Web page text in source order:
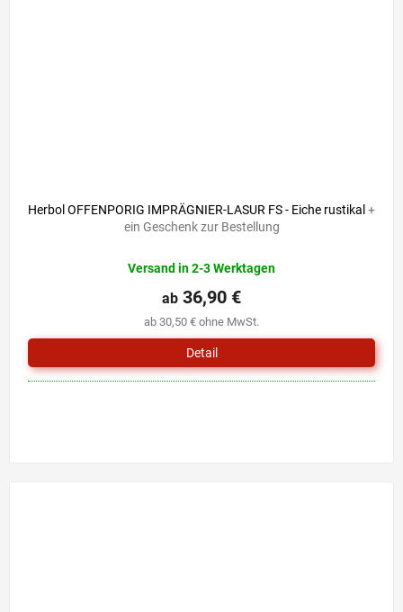
Herbol OFFENPORIG IMPRÄGNIER-LASUR FS - Eiche rustikal +
ein Geschenk zur Bestellung
Versand in 2-3 Werktagen
ab 30,50 € ohne MwSt.
ab 36,90 €
Detail